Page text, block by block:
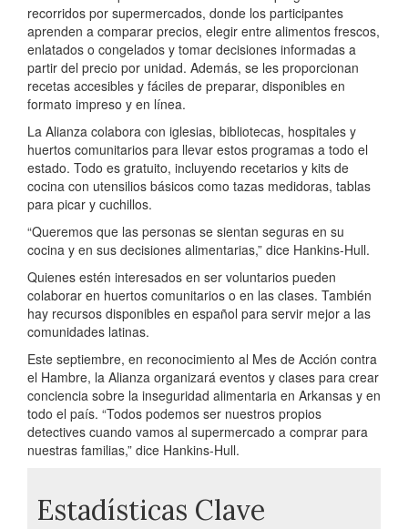
recorridos por supermercados, donde los participantes
aprenden a comparar precios, elegir entre alimentos frescos,
enlatados o congelados y tomar decisiones informadas a
partir del precio por unidad. Además, se les proporcionan
recetas accesibles y fáciles de preparar, disponibles en
formato impreso y en línea.
La Alianza colabora con iglesias, bibliotecas, hospitales y
huertos comunitarios para llevar estos programas a todo el
estado. Todo es gratuito, incluyendo recetarios y kits de
cocina con utensilios básicos como tazas medidoras, tablas
para picar y cuchillos.
“Queremos que las personas se sientan seguras en su
cocina y en sus decisiones alimentarias,” dice Hankins-Hull.
Quienes estén interesados en ser voluntarios pueden
colaborar en huertos comunitarios o en las clases. También
hay recursos disponibles en español para servir mejor a las
comunidades latinas.
Este septiembre, en reconocimiento al Mes de Acción contra
el Hambre, la Alianza organizará eventos y clases para crear
conciencia sobre la inseguridad alimentaria en Arkansas y en
todo el país. “Todos podemos ser nuestros propios
detectives cuando vamos al supermercado a comprar para
nuestras familias,” dice Hankins-Hull.
Estadísticas Clave